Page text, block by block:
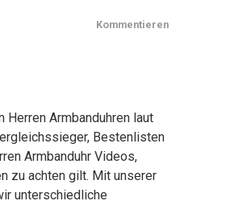
Kommentieren
Armbanduhren laut
Bestenlisten
Armbanduhr Videos,
zu achten gilt. Mit unserer
unterschiedliche